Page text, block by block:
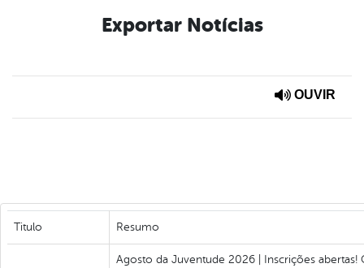
Exportar Notícias
OUVIR
Titulo Resumo
Agosto da Juventude 2026 | Inscrições